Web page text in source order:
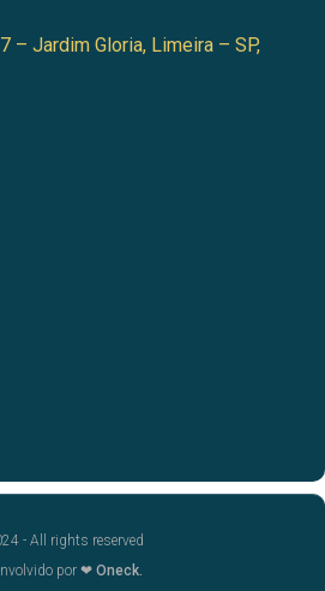
– Jardim Gloria, Limeira – SP,
- All rights reserved
por ❤ Oneck.